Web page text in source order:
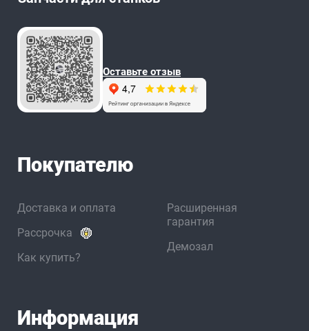
Оставьте отзыв
Покупателю
Доставка и оплата
Рассрочка
Как купить?
Расширенная
гарантия
Демозал
Информация